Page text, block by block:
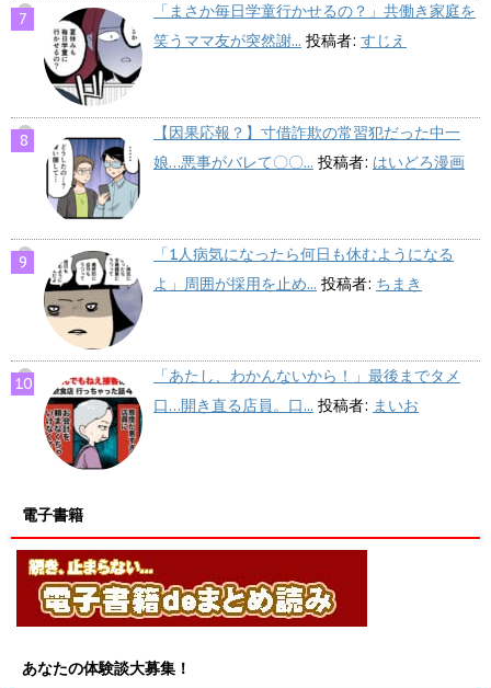
「まさか毎日学童行かせるの？」共働き家庭を
笑うママ友が突然謝... 投稿者: すじえ
【因果応報？】寸借詐欺の常習犯だった中一
娘…悪事がバレて〇〇... 投稿者: はいどろ漫画
「1人病気になったら何日も休むようになる
よ」周囲が採用を止め... 投稿者: ちまき
「あたし、わかんないから！」最後までタメ
口…開き直る店員。口... 投稿者: まいお
電子書籍
あなたの体験談大募集！